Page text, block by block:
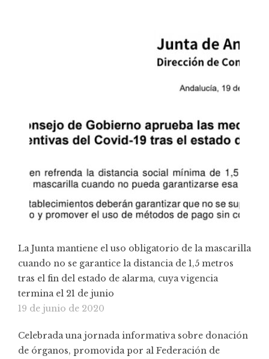
La Junta mantiene el uso obligatorio de la mascarilla
cuando no se garantice la distancia de 1,5 metros
tras el fin del estado de alarma, cuya vigencia
termina el 21 de junio
19 de junio de 2020
Celebrada una jornada informativa sobre donación
de órganos, promovida por al Federación de